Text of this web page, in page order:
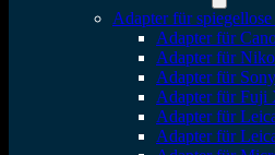
Adapter für
Adapter für
Adapter für
Adapter für
Adapter für Fuji
Adapter für
Adapter für